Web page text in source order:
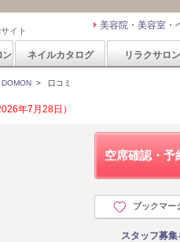
イト 美容院・美容室・
ン ネイルカタログ リラクサロン
DOMON > 口コミ
年7月28日）
空席確認・予
ブックマー
スタッフ募集